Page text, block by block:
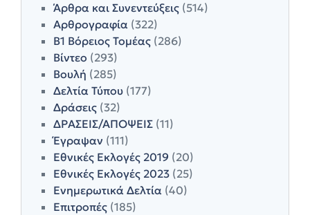
Άρθρα και Συνεντεύξεις (514)
Αρθρογραφία (322)
Β1 Βόρειος Τομέας (286)
Βίντεο (293)
Βουλή (285)
Δελτία Τύπου (177)
Δράσεις (32)
ΔΡΑΣΕΙΣ/ΑΠΟΨΕΙΣ (11)
Έγραψαν (111)
Εθνικές Εκλογές 2019 (20)
Εθνικές Εκλογές 2023 (25)
Ενημερωτικά Δελτία (40)
Επιτροπές (185)